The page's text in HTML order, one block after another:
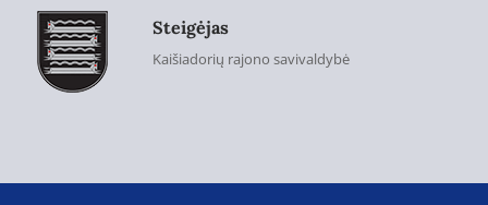
Steigėjas
Kaišiadorių rajono savivaldybė